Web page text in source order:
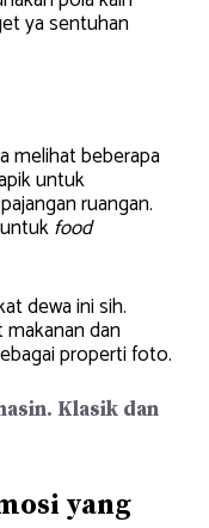
ya sentuhan
melihat beberapa
untuk
ruangan.
food
dewa ini sih.
dan
properti foto.
Klasik dan
yang